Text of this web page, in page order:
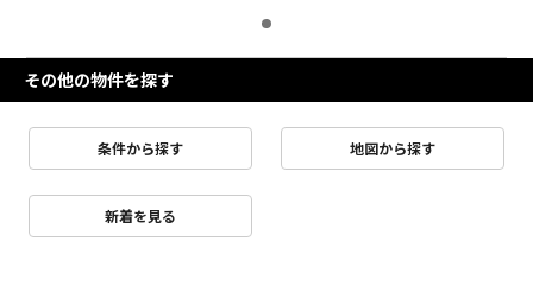
その他の物件を探す
条件から探す 地図から探す
新着を見る